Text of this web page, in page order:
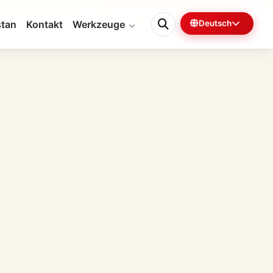
Kontakt Werkzeuge Deutsch
0%4 Min. verbleibend